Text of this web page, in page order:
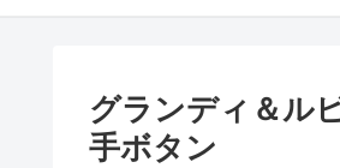
グランディ＆ル
手ボタン